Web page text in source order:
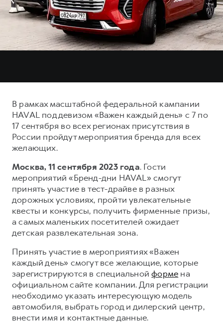
DARGO
от 3 199 000 ₽
DARGO X
от 3 499 000 ₽
от 2 899 000 ₽ от 3 599 000 ₽
POER
от 3 449 000 ₽
Тест-драйв
Трейд-ин
Кредитный калькулятор
Кредит
КОРПОРАТИВНЫМ КЛИЕНТАМ
Для малого бизнеса
Корпоративным клиентам
Крупным корпоративным клиентам
Система управления автопарком
Сервис для корпоративных клиентов
HAVAL Лизинг
АКСЕССУАРЫ HAVAL
Автомобильные аксессуары
Коллекция CITY
Коллекция Базовая
СЕРВИСНОЕ ОБСЛУЖИВАНИЕ
Нулевое ТО
Программа «Помощь на дороге»
Электронный ПТС
ПОДДЕРЖКА
GWM Безопасность
Гарантия HAVAL
Мобильное приложение GWM
Программа «HAVAL Защита+»
Руководства по эксплуатации
Подписки
АКСЕССУАРЫ HAVAL
Автомобильные аксессуары
Коллекция CITY
Коллекция Базовая
Коллекция Детская
О дилере
Наша команда
Контакты
В рамках масштабной федеральной кампании
HAVAL под девизом «Важен каждый день» с 7 по
17 сентября во всех регионах присутствия в
России пройдут мероприятия бренда для всех
желающих.
Москва, 11 сентября 2023 года. Гости
мероприятий «Бренд-дни HAVAL» смогут
принять участие в тест-драйве в разных
дорожных условиях, пройти увлекательные
квесты и конкурсы, получить фирменные призы,
а самых маленьких посетителей ожидает
детская развлекательная зона.
Принять участие в мероприятиях «Важен
каждый день» смогут все желающие, которые
зарегистрируются в специальнойформе на
официальном сайте компании. Для регистрации
необходимо указать интересующую модель
автомобиля, выбрать город и дилерский центр,
внести имя и контактные данные.